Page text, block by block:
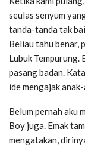
seulas senyum
tanda-tanda tak
Beliau tahu benar,
Lubuk Tempurung.
pasang badan.
ide mengajak
Belum pernah aku
Boy juga. Emak
mengatakan,